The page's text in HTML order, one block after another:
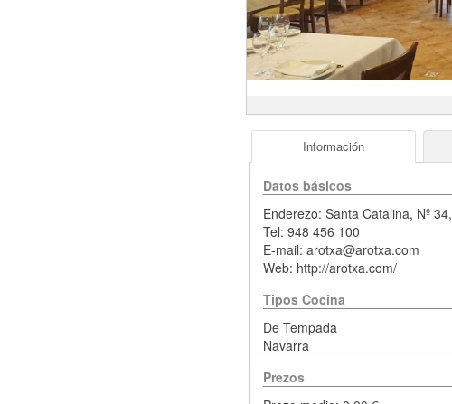
Información
Datos básicos
Enderezo: Santa Catalina, Nº 34,
Tel: 948 456 100
E-mail: arotxa@arotxa.com
Web: http://arotxa.com/
Tipos Cocina
De Tempada
Navarra
Prezos